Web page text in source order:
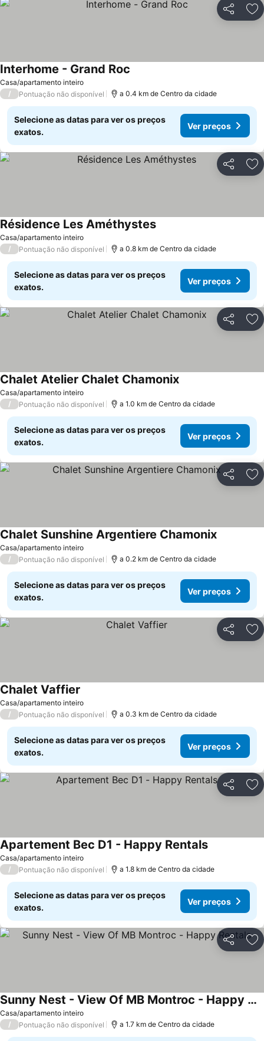
Partilhar
Casa/apartamento inteiro
Interhome - Grand Roc
/ Pontuação não disponível a 0.4 km de Centro da cidade
Selecione as datas para ver os preços
exatos.
Ver preços
Partilhar
Casa/apartamento inteiro
Résidence Les Améthystes
/ Pontuação não disponível a 0.8 km de Centro da cidade
Selecione as datas para ver os preços
exatos.
Ver preços
Partilhar
Casa/apartamento inteiro
Chalet Atelier Chalet Chamonix
/ Pontuação não disponível a 1.0 km de Centro da cidade
Selecione as datas para ver os preços
exatos.
Ver preços
Partilhar
Casa/apartamento inteiro
Chalet Sunshine Argentiere Chamonix
/ Pontuação não disponível a 0.2 km de Centro da cidade
Selecione as datas para ver os preços
exatos.
Ver preços
Partilhar
Casa/apartamento inteiro
Chalet Vaffier
/ Pontuação não disponível a 0.3 km de Centro da cidade
Selecione as datas para ver os preços
exatos.
Ver preços
Partilhar
Casa/apartamento inteiro
Apartement Bec D1 - Happy Rentals
/ Pontuação não disponível a 1.8 km de Centro da cidade
Selecione as datas para ver os preços
exatos.
Ver preços
Partilhar
Casa/apartamento inteiro
Sunny Nest - View Of MB Montroc - Happy Rentals
/ Pontuação não disponível a 1.7 km de Centro da cidade